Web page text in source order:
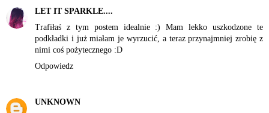
LET IT SPARKLE....
Trafiłaś z tym postem idealnie :) Mam lekko uszkodzone te
podkładki i już miałam je wyrzucić, a teraz przynajmniej zrobię z
nimi coś pożytecznego :D
Odpowiedz
UNKNOWN